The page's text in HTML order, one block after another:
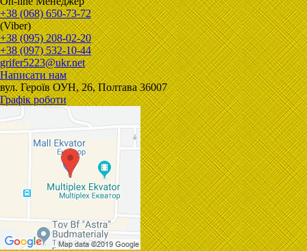
+38 (068) 650-73-72
(Viber)
+38 (095) 208-02-20
+38 (097) 532-10-44
grifer5223@ukr.net
Написати нам
вул. Героїв ОУН, 26, Полтава 36007
Графік роботи